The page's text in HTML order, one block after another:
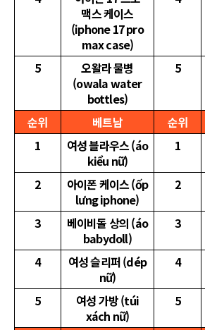
맥스 케이스
(iphone 17 pro
max case)
5
오왈라 물병
(owala water
bottles)
5
순위 베트남 순위
1
여성 블라우스 (áo
kiểu nữ)
1
2
아이폰 케이스 (ốp
lưng iphone)
2
3
베이비돌 상의 (áo
babydoll)
3
4
여성 슬리퍼 (dép
nữ)
4
5
여성 가방 (túi
xách nữ)
5